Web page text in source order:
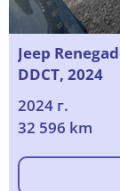
Jeep
DDCT, 2024
2024 г.
32 596 km